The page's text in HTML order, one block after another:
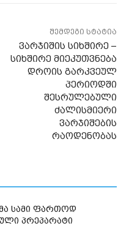
შემდეგი სტატია
ვარჯიშის სიხშირე –
სიხშირე მიეკუთვნება
დროის გარკვეულ
პერიოდში
შესრულებული
ძალისმიერი
ვარჯიშების
რაოდენობას
მა სამი ფართოდ
პრეპარატი